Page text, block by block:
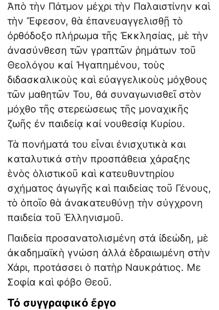
Ἀπὸ τὴν Πάτμον μέχρι τὴν Παλαιστίνην καὶ
τὴν Ἔφεσον, θὰ ἐπανευαγγελισθῇ τὸ
ὀρθόδοξο πλήρωμα τῆς Ἐκκλησίας, μὲ τὴν
ἀνασύνθεση τῶν γραπτῶν ῥημάτων τοῦ
Θεολόγου καί Ἠγαπημένου, τοὺς
διδασκαλικοὺς καὶ εὐαγγελικοὺς μόχθους
τῶν μαθητῶν Του, θά συναγωνισθεῖ στὸν
μόχθο τῆς στερεώσεως τῆς μοναχικῆς
ζωῆς ἐν παιδείᾳ καί νουθεσίᾳ Κυρίου.
Τὰ πονήματά του εἶναι ἐνισχυτικὰ και
καταλυτικά στὴν προσπάθεια χάραξης
ἑνὸς ὁλιστικοῦ καὶ κατευθυντηρίου
σχήματος ἀγωγῆς καὶ παιδείας τοῦ Γένους,
τὸ ὁποῖο θὰ ἀνακατευθύνῃ τὴν σύγχρονη
παιδεία τοῦ Ἑλληνισμοῦ.
Παιδεία προσανατολισμένη στά ἰδεώδη, μὲ
ἀκαδημαϊκὴ γνώση ἀλλά ἑδραιωμένη στὴν
Χάρι, προτάσσει ὁ πατὴρ Ναυκράτιος. Με
Σοφία καὶ φόβο Θεοῦ.
Τό συγγραφικό ἔργο